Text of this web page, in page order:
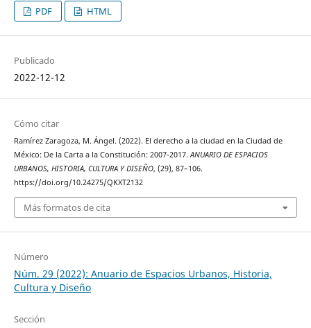
PDF HTML
Publicado
2022-12-12
Cómo citar
Ramírez Zaragoza, M. Ángel. (2022). El derecho a la ciudad en la Ciudad de
México: De la Carta a la Constitución: 2007-2017.ANUARIO DE ESPACIOS
URBANOS, HISTORIA, CULTURA Y DISEÑO, (29), 87–106.
https://doi.org/10.24275/QKXT2132
Más formatos de cita
Número
Núm. 29 (2022): Anuario de Espacios Urbanos, Historia,
Cultura y Diseño
Sección